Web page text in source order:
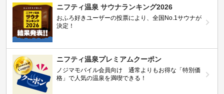
ニフティ温泉 サウナランキング2026
おふろ好きユーザーの投票により、全国No.1サウナが
決定！
ニフティ温泉プレミアムクーポン
ノジマモバイル会員向け 通常よりもお得な「特別価
格」で人気の温泉を満喫できる！